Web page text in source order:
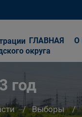
округа
ГЛАВНАЯ О
год
Выборы